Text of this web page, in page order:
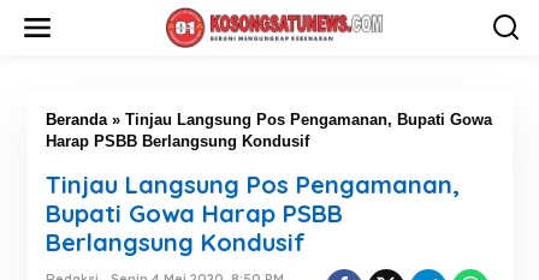
Beranda» Tinjau Langsung Pos Pengamanan, Bupati Gowa
Harap PSBB Berlangsung Kondusif
Tinjau Langsung Pos Pengamanan,
Bupati Gowa Harap PSBB
Berlangsung Kondusif